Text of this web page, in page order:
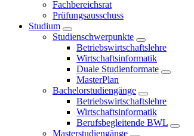
Fachbereichsrat
Prüfungsausschuss
Studium
Studienschwerpunkte
Betriebswirtschaftslehre
Wirtschaftsinformatik
Duale Studienformate
MasterPlan
Bachelorstudiengänge
Betriebswirtschaftslehre
Wirtschaftsinformatik
Berufsbegleitende BWL
Masterstudiengänge